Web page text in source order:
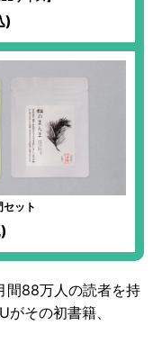
)
セット
間88万人の読者を持
その初書籍、